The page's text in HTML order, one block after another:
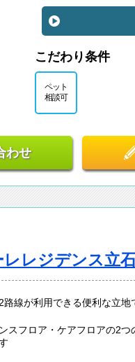
こだわり条件
ペット
相談可
わせ
レジデンス立
路線が利用できる便利な立
スフロア・ケアフロアの2